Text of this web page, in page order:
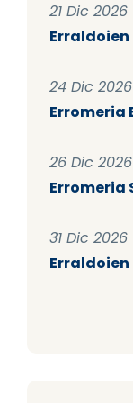
21 Dic 2026
24 Dic
Erromeria
26 Dic
Erromeria
31 Dic 2026